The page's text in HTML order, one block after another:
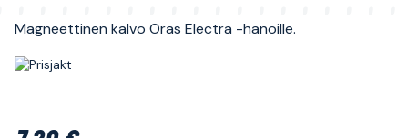
Magneettinen kalvo Oras Electra -hanoille.